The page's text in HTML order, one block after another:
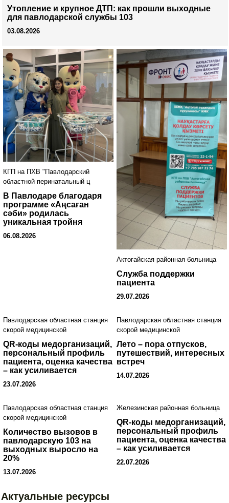
Утопление и крупное ДТП: как прошли выходные
для павлодарской службы 103
03.08.2026
КГП на ПХВ "Павлодарский
областной перинатальный ц
В Павлодаре благодаря
программе «Аңсаған
сәби» родилась
уникальная тройня
06.08.2026
Актогайская районная больница
Служба поддержки
пациента
29.07.2026
Павлодарская областная станция
скорой медицинской
QR-коды медорганизаций,
персональный профиль
пациента, оценка качества
– как усиливается
«народный контроль» в
здравоохранении
23.07.2026
Павлодарская областная станция
скорой медицинской
Лето – пора отпусков,
путешествий, интересных
встреч
14.07.2026
Павлодарская областная станция
скорой медицинской
Количество вызовов в
павлодарскую 103 на
выходных выросло на
20%
13.07.2026
Железинская районная больница
QR-коды медорганизаций,
персональный профиль
пациента, оценка качества
– как усиливается
«народный контроль» в
здравоохранении
22.07.2026
Актуальные ресурсы